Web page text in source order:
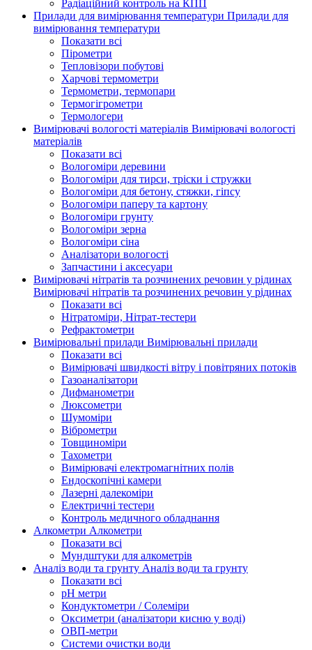
Радіаційний контроль на КПП
Прилади для вимірювання температури Прилади для
вимірювання температури
Показати всі
Пірометри
Тепловізори побутові
Харчові термометри
Термометри, термопари
Термогігрометри
Термологери
Вимірювачі вологості матеріалів Вимірювачі вологості
матеріалів
Показати всі
Вологоміри деревини
Вологоміри для тирси, тріски і стружки
Вологоміри для бетону, стяжки, гіпсу
Вологоміри паперу та картону
Вологоміри грунту
Вологоміри зерна
Вологоміри сіна
Аналізатори вологості
Запчастини і аксесуари
Вимірювачі нітратів та розчинених речовин у рідинах
Вимірювачі нітратів та розчинених речовин у рідинах
Показати всі
Нітратоміри, Нітрат-тестери
Рефрактометри
Вимірювальні прилади Вимірювальні прилади
Показати всі
Вимірювачі швидкості вітру і повітряних потоків
Газоаналізатори
Дифманометри
Люксометри
Шумоміри
Віброметри
Товщиноміри
Тахометри
Вимірювачі електромагнітних полів
Ендоскопічні камери
Лазерні далекоміри
Електричні тестери
Контроль медичного обладнання
Алкометри Алкометри
Показати всі
Мундштуки для алкометрів
Аналіз води та грунту Аналіз води та грунту
Показати всі
рН метри
Кондуктометри / Солеміри
Оксиметри (аналізатори кисню у воді)
ОВП-метри
Системи очистки води